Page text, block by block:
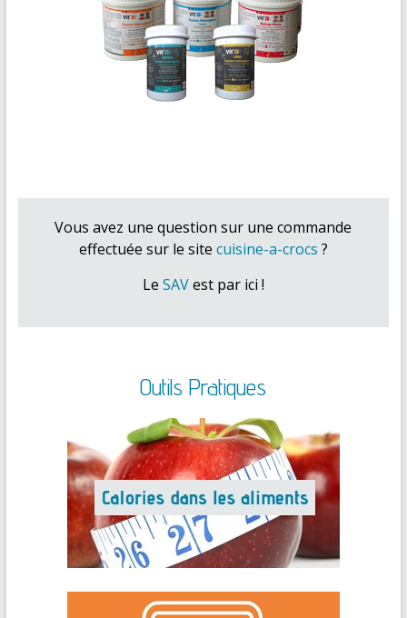
Vous avez une question sur une commande
effectuée sur le site cuisine-a-crocs ?
Le SAVest par ici !
Outils Pratiques